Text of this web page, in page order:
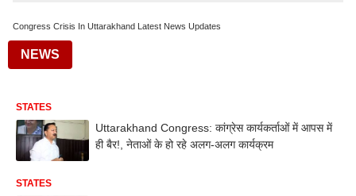
Congress Crisis In Uttarakhand Latest News Updates
NEWS
STATES
Uttarakhand Congress: कांग्रेस कार्यकर्ताओं में आपस में
ही बैर!, नेताओं के हो रहे अलग-अलग कार्यक्रम
STATES